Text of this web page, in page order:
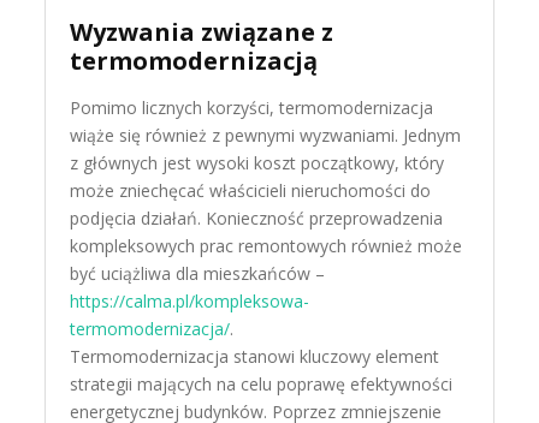
Wyzwania związane z
termomodernizacją
Pomimo licznych korzyści, termomodernizacja
wiąże się również z pewnymi wyzwaniami. Jednym
z głównych jest wysoki koszt początkowy, który
może zniechęcać właścicieli nieruchomości do
podjęcia działań. Konieczność przeprowadzenia
kompleksowych prac remontowych również może
być uciążliwa dla mieszkańców –
https://calma.pl/kompleksowa-
termomodernizacja/.
Termomodernizacja stanowi kluczowy element
strategii mających na celu poprawę efektywności
energetycznej budynków. Poprzez zmniejszenie